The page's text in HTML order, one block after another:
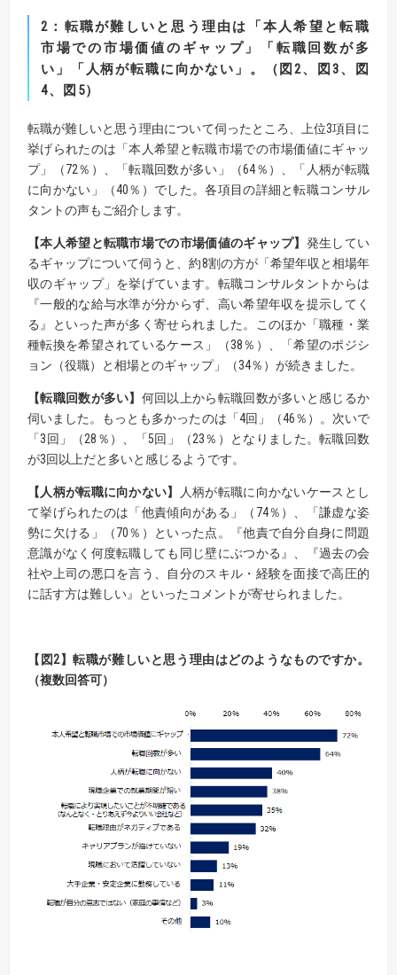
2 ：転職が難しいと思う 理由 は 「本人希望と転職
市場での市場価値のギャップ 」「 転職回数が多
い」
「 人柄が転職に向かない」 。（ 図2、 図 3、
図
4、 図 5）
転職が難しいと思う理由について伺ったところ、上位3項目に
挙げられたのは「本人希望と転職市場での市場価値にギャッ
プ」（72％）、「転職回数が多い」（64％）、「人柄が転職
に向かない」（40％）でした。各項目の詳細と転職コンサル
タントの声もご紹介します。
【本人希望と転職市場での市場価値のギャップ】 発生してい
るギャップについて伺うと、約8割の方が「希望年収と相場年
収のギャップ」を挙げています。転職コンサルタントからは
『一般的な給与水準が分からず、高い希望年収を提示してく
る』といった声が多く寄せられました。このほか「職種・業
種転換を希望されているケース」（38％）、「希望のポジシ
ョン（役職）と相場とのギャップ」（34％）が続きました。
【転職回数が多い】 何回以上から転職回数が多いと感じるか
伺いました。もっとも多かったのは「4回」（46％）。次いで
「3回」（28％）、「5回」（23％）となりました。転職回数
が3回以上だと多いと感じるようです。
【 人柄が転職に向かない】
人柄が転職に向かないケースとし
て挙げられたのは「他責傾向がある」（74％）、「謙虚な姿
勢に欠ける」（70％）といった点。『他責で自分自身に問題
意識がなく何度転職しても同じ壁にぶつかる』、『過去の会
社や上司の悪口を言う、自分のスキル・経験を面接で高圧的
に話す方は難しい』といったコメントが寄せられました。
【図2】転職が難しいと思う理由はどのようなものですか。
（複数回答可）